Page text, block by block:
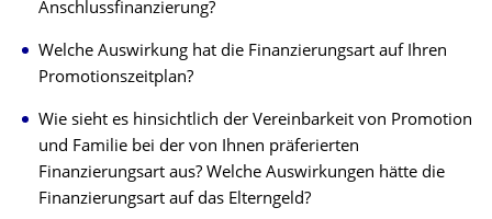
Anschlussfinanzierung?
Welche Auswirkung hat die Finanzierungsart auf Ihren
Promotionszeitplan?
Wie sieht es hinsichtlich der Vereinbarkeit von Promotion
und Familie bei der von Ihnen präferierten
Finanzierungsart aus? Welche Auswirkungen hätte die
Finanzierungsart auf das Elterngeld?